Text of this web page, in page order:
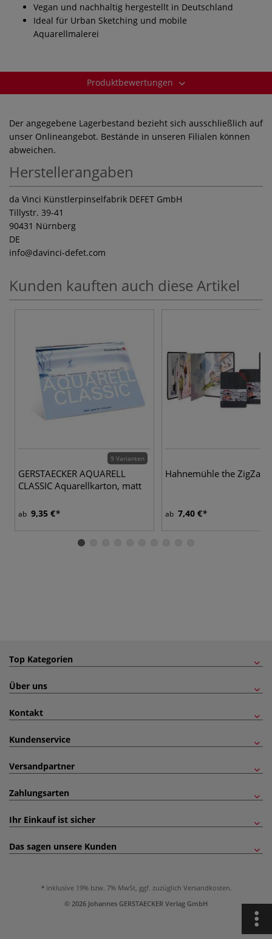
Vegan und nachhaltig hergestellt in Deutschland
Ideal für Urban Sketching und mobile
Aquarellmalerei
Produktbewertungen
Der angegebene Lagerbestand bezieht sich ausschließlich auf
unser Onlineangebot. Bestände in unseren Filialen können
abweichen.
Herstellerangaben
da Vinci Künstlerpinselfabrik DEFET GmbH
Tillystr. 39-41
90431 Nürnberg
DE
info@davinci-defet.com
Kunden kauften auch diese Artikel
9 Varianten
GERSTAECKER AQUARELL
CLASSIC Aquarellkarton, matt
ab 9,35 €
Hahnemühle the ZigZag
ab 7,40 €
Top Kategorien
Über uns
Kontakt
Kundenservice
Versandpartner
Zahlungsarten
Ihr Einkauf ist sicher
Das sagen unsere Kunden
inklusive 19% bzw. 7% MwSt, ggf. zuzüglich Versandkosten.
© 2026 Johannes GERSTAECKER Verlag GmbH